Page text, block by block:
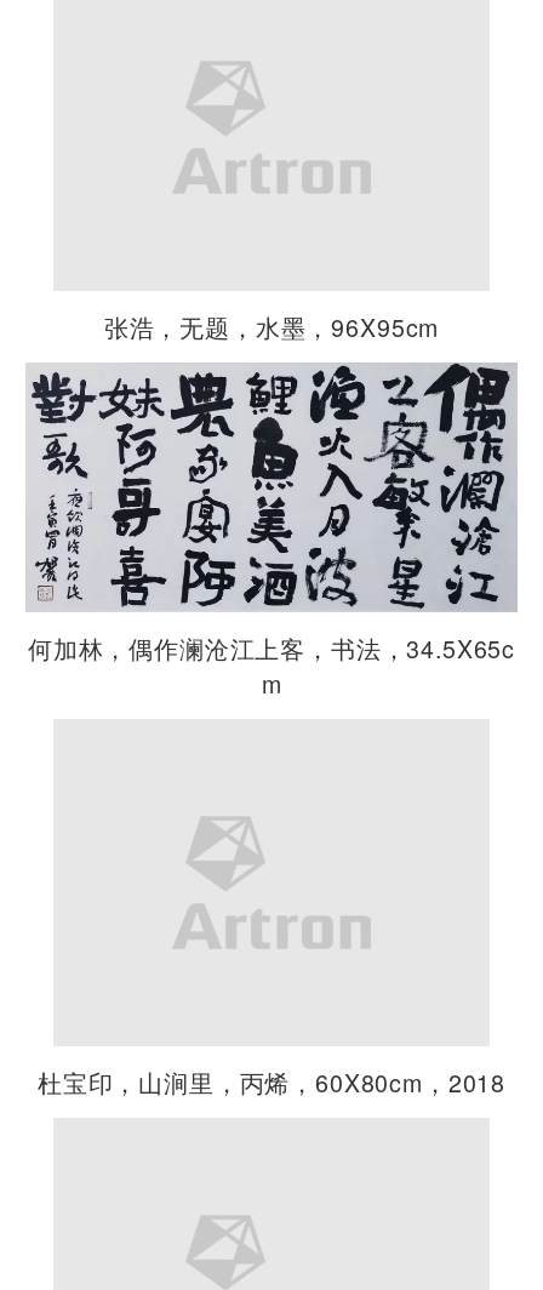
张浩，无题，水墨，96X95cm
何加林，偶作澜沧江上客，书法，34.5X65c
m
杜宝印，山涧里，丙烯，60X80cm，2018